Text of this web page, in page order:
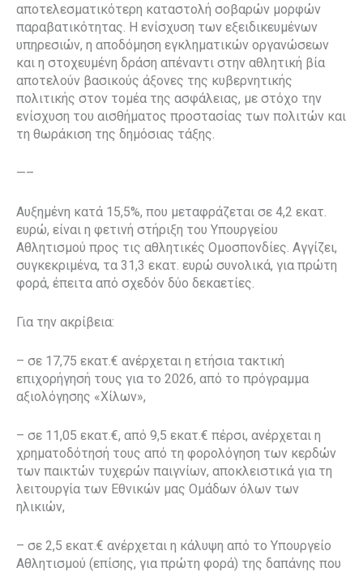
αποτελεσματικότερη καταστολή σοβαρών μορφών
παραβατικότητας. Η ενίσχυση των εξειδικευμένων
υπηρεσιών, η αποδόμηση εγκληματικών οργανώσεων
και η στοχευμένη δράση απέναντι στην αθλητική βία
αποτελούν βασικούς άξονες της κυβερνητικής
πολιτικής στον τομέα της ασφάλειας, με στόχο την
ενίσχυση του αισθήματος προστασίας των πολιτών και
τη θωράκιση της δημόσιας τάξης.
—–
Αυξημένη κατά 15,5%, που μεταφράζεται σε 4,2 εκατ.
ευρώ, είναι η φετινή στήριξη του Υπουργείου
Αθλητισμού προς τις αθλητικές Ομοσπονδίες. Αγγίζει,
συγκεκριμένα, τα 31,3 εκατ. ευρώ συνολικά, για πρώτη
φορά, έπειτα από σχεδόν δύο δεκαετίες.
Για την ακρίβεια:
– σε 17,75 εκατ.€ ανέρχεται η ετήσια τακτική
επιχορήγησή τους για το 2026, από το πρόγραμμα
αξιολόγησης «Χίλων»,
– σε 11,05 εκατ.€, από 9,5 εκατ.€ πέρσι, ανέρχεται η
χρηματοδότησή τους από τη φορολόγηση των κερδών
των παικτών τυχερών παιγνίων, αποκλειστικά για τη
λειτουργία των Εθνικών μας Ομάδων όλων των
ηλικιών,
– σε 2,5 εκατ.€ ανέρχεται η κάλυψη από το Υπουργείο
Αθλητισμού (επίσης, για πρώτη φορά) της δαπάνης που